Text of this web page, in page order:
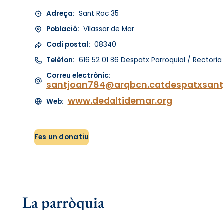
Adreça: Sant Roc 35
Població: Vilassar de Mar
Codi postal: 08340
Telèfon: 616 52 01 86 Despatx Parroquial / Rectoria
Correu electrònic:
Web: www.dedaltidemar.org
Fes un donatiu
La parròquia